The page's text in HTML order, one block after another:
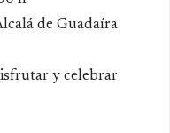
de Guadaíra
y celebrar